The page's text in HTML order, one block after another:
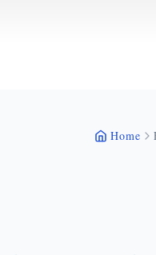
Home